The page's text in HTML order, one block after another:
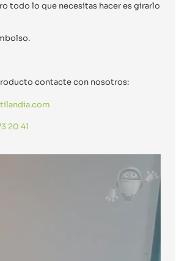
todo lo que necesitas hacer es girarlo
contacte con nosotros:
20 41